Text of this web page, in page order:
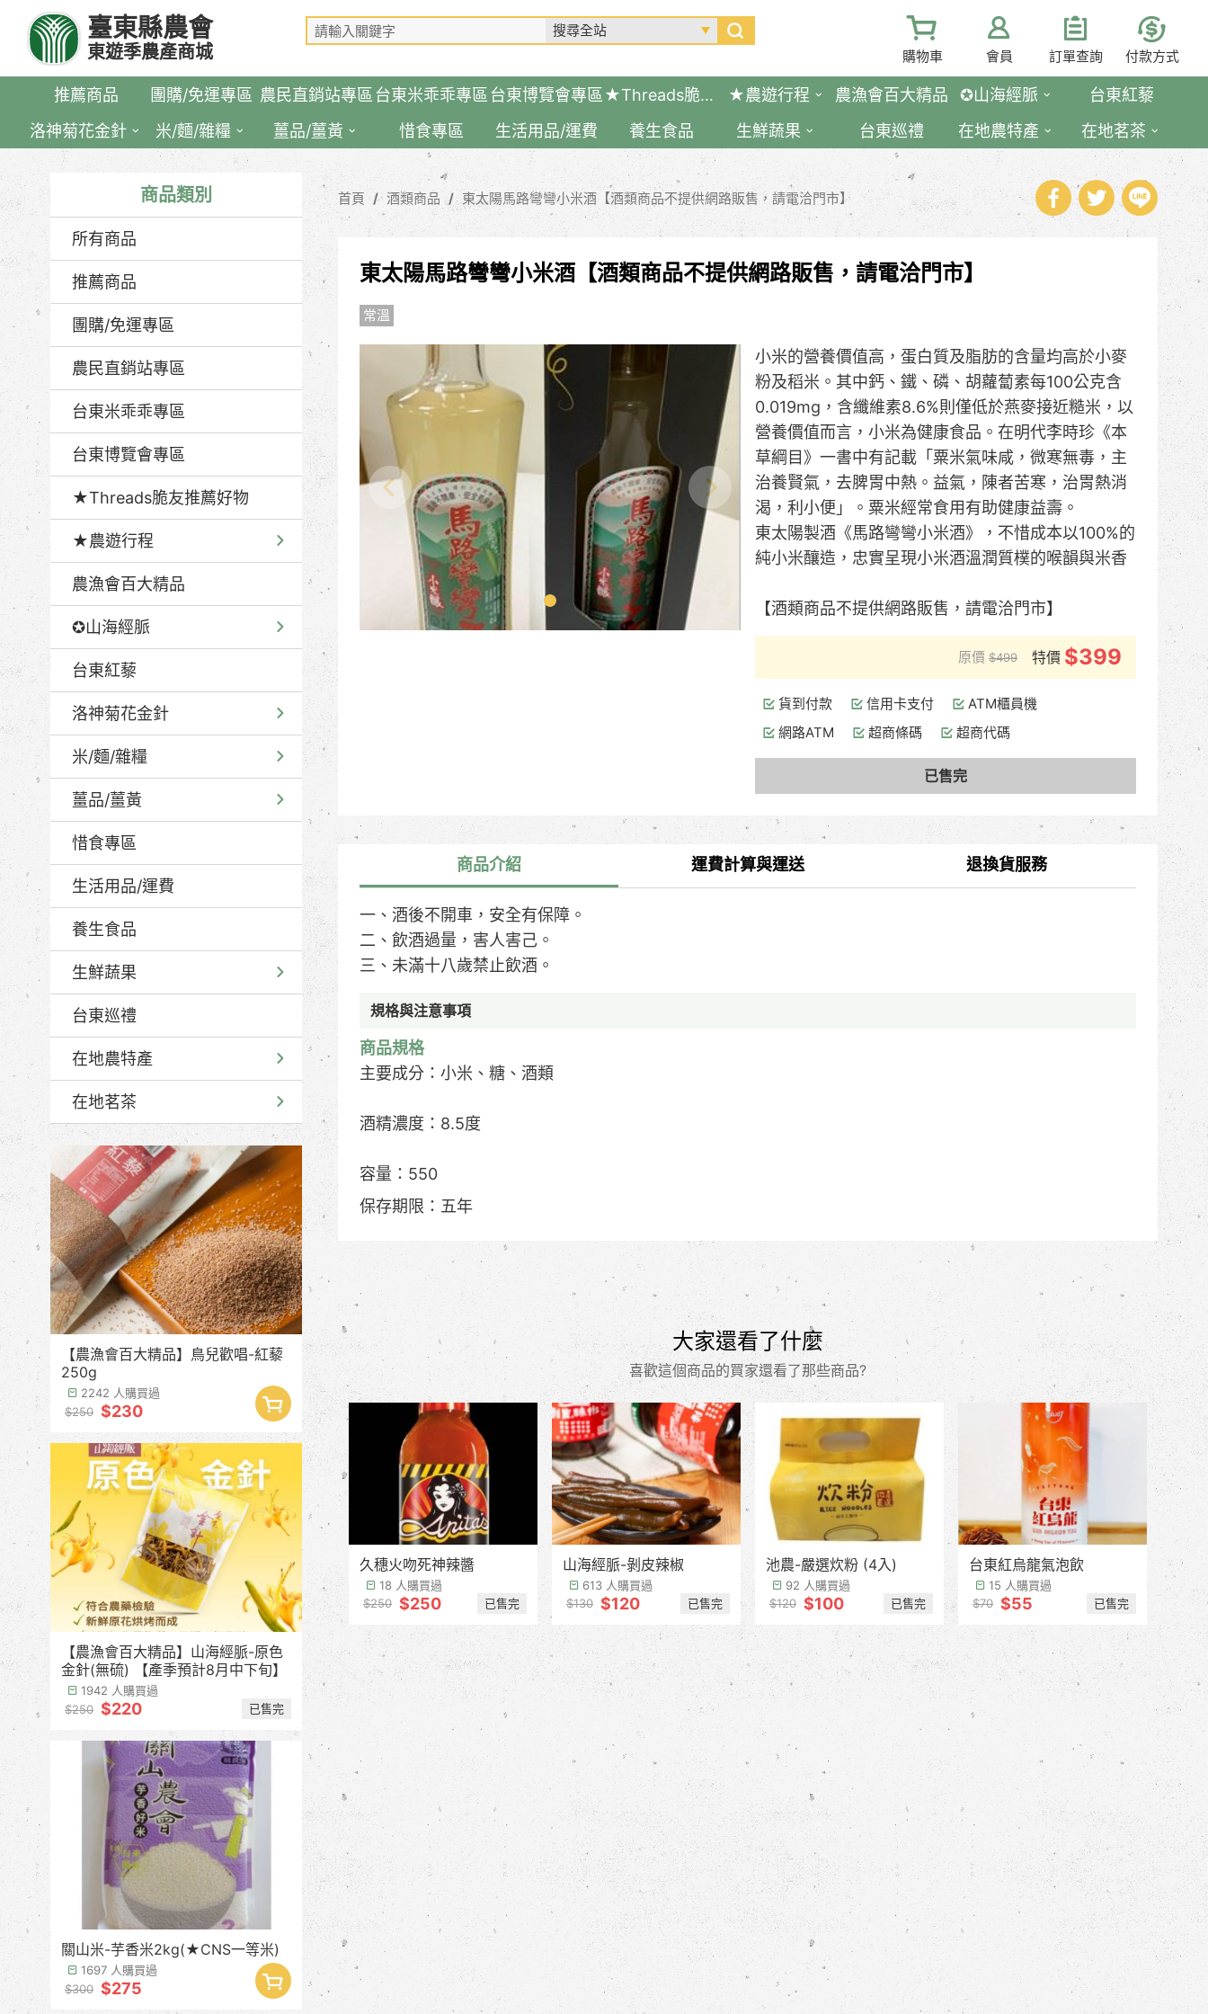
要
臺東縣農會
東遊季農產商城 購物車 會員 訂單查詢 付款方式
推薦商品 團購/免運專區 農民直銷站專區 台東米乖乖專區 台東博覽會專區 ★Threads脆友推薦好物 ★農遊行程 農漁會百大精品 ✪山海經脈
台東紅藜
洛神菊花金針
米/麵/雜糧 薑品/薑黃 惜食專區 生活用品/運費 養生食品 生鮮蔬果 台東巡禮 在地農特產 在地茗茶
商品類別
所有商品
推薦商品
團購/免運專區
農民直銷站專區
台東米乖乖專區
台東博覽會專區
★Threads脆友推薦好物
★農遊行程
農漁會百大精品
✪山海經脈
台東紅藜
洛神菊花金針
米/麵/雜糧
薑品/薑黃
惜食專區
生活用品/運費
養生食品
生鮮蔬果
台東巡禮
在地農特產
在地茗茶
【農漁會百大精品】鳥兒歡唱-紅藜
250g
2242 人購買過
$250 $230
【農漁會百大精品】山海經脈-原色
金針(無硫) 【產季預計8月中下旬】
1942 人購買過
$250 $220 已售完
關山米-芋香米2kg(★CNS一等米)
1697 人購買過
$300 $275
首頁 酒類商品 東太陽馬路彎彎小米酒【酒類商品不提供網路販售，請電洽門市】
東太陽馬路彎彎小米酒【酒類商品不提供網路販售，請電洽門市】
常溫
小米的營養價值高，蛋白質及脂肪的含量均高於小麥
粉及稻米。其中鈣、鐵、磷、胡蘿蔔素每100公克含
0.019mg，含纖維素8.6%則僅低於燕麥接近糙米，以
營養價值而言，小米為健康食品。在明代李時珍《本
草綱目》一書中有記載「粟米氣味咸，微寒無毒，主
治養賢氣，去脾胃中熱。益氣，陳者苦寒，治胃熱消
渴，利小便」。粟米經常食用有助健康益壽。
東太陽製酒《馬路彎彎小米酒》，不惜成本以100%的
純小米釀造，忠實呈現小米酒溫潤質樸的喉韻與米香
【酒類商品不提供網路販售，請電洽門市】
原價 $499 特價 $399
貨到付款 信用卡支付
ATM櫃員機
網路ATM
超商條碼 超商代碼
已售完
商品介紹
一、酒後不開車，安全有保障。
二、飲酒過量，害人害己。
三、未滿十八歲禁止飲酒。
規格與注意事項
商品規格
主要成分：小米、糖、酒類
酒精濃度：8.5度
容量：550
保存期限：五年
運費計算與運送 退換貨服務
大家還看了什麼
喜歡這個商品的買家還看了那些商品?
久穗火吻死神辣醬
18 人購買過
$250 $250 已售完
山海經脈-剝皮辣椒
613 人購買過
$130 $120 已售完
池農-嚴選炊粉 (4入)
92 人購買過
$120 $100 已售完
台東紅烏龍氣泡飲
15 人購買過
$70 $55 已售完